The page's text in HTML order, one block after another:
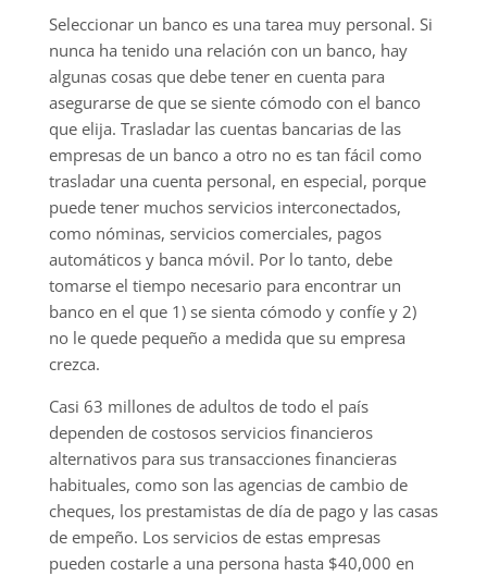
Seleccionar un banco es una tarea muy personal. Si
nunca ha tenido una relación con un banco, hay
algunas cosas que debe tener en cuenta para
asegurarse de que se siente cómodo con el banco
que elija. Trasladar las cuentas bancarias de las
empresas de un banco a otro no es tan fácil como
trasladar una cuenta personal, en especial, porque
puede tener muchos servicios interconectados,
como nóminas, servicios comerciales, pagos
automáticos y banca móvil. Por lo tanto, debe
tomarse el tiempo necesario para encontrar un
banco en el que 1) se sienta cómodo y confíe y 2)
no le quede pequeño a medida que su empresa
crezca.
Casi 63 millones de adultos de todo el país
dependen de costosos servicios financieros
alternativos para sus transacciones financieras
habituales, como son las agencias de cambio de
cheques, los prestamistas de día de pago y las casas
de empeño. Los servicios de estas empresas
pueden costarle a una persona hasta $40,000 en